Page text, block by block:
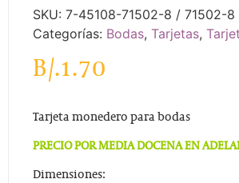
SKU: 7-45108-71502-8 / 71502-8
Categorías: Bodas, Tarjetas,
B/.1.70
Tarjeta monedero para bodas
PRECIO POR MEDIA DOCENA EN
Dimensiones: